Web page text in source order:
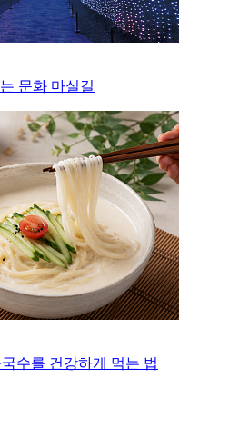
문화 마실길
수를 건강하게 먹는 법